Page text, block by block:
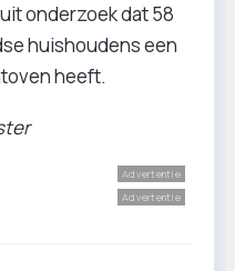
onderzoek dat 58
huishoudens een
heeft.
Advertentie
Advertentie